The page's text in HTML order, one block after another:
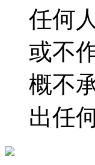
任何
或不
概不
出任